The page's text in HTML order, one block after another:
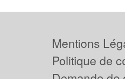
Mentions
Politique de